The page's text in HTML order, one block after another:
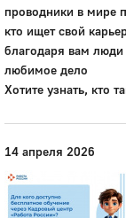
проводники в мире
кто ищет свой
благодаря вам люди
любимое дело
Хотите узнать, кто
14 апреля 2026